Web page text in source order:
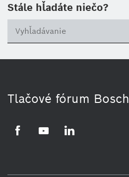
Stále hľadáte niečo?
Tlačové fórum Bosch